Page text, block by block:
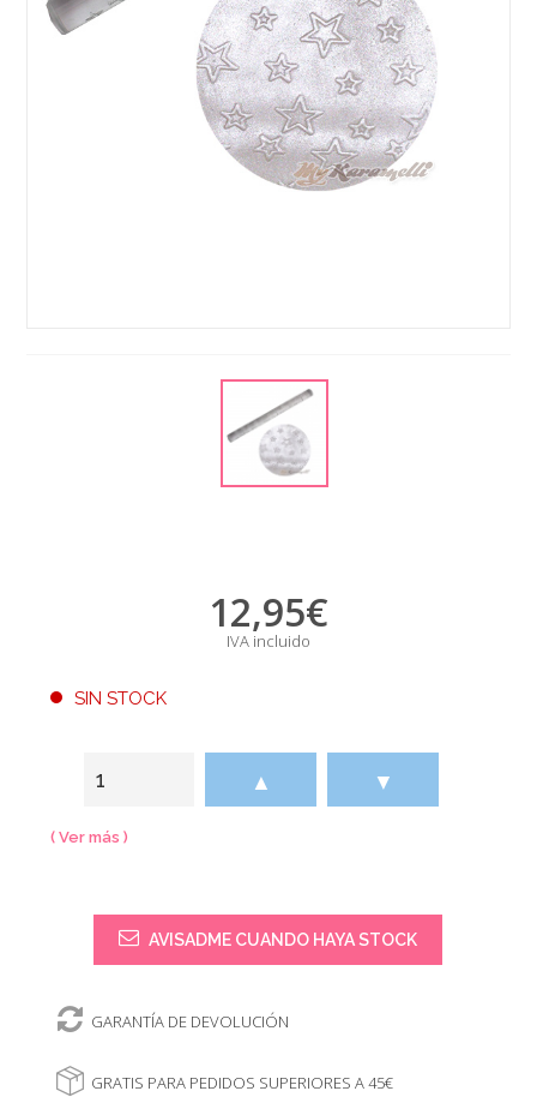
12,95€
IVA incluido
SIN STOCK
▲ ▼
( Ver más )
AVISADME CUANDO HAYA STOCK
GARANTÍA DE DEVOLUCIÓN
GRATIS PARA PEDIDOS SUPERIORES A 45€